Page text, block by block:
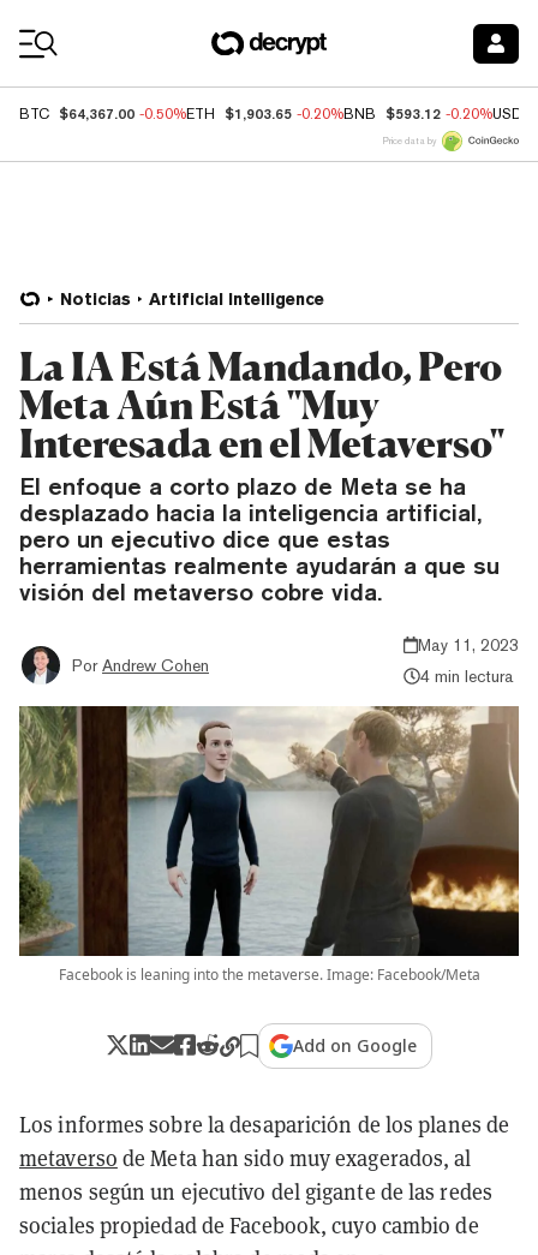
BTC $64,367.00 -0.50%ETH $1,903.65 -0.20%BNB $593.12 -0.20%USDC
Price data by
Noticias Artificial Intelligence
La IA Está Mandando, Pero
Meta Aún Está "Muy
Interesada en el Metaverso"
El enfoque a corto plazo de Meta se ha
desplazado hacia la inteligencia artificial,
pero un ejecutivo dice que estas
herramientas realmente ayudarán a que su
visión del metaverso cobre vida.
Por Andrew Cohen
May 11, 2023
4 min lectura
Facebook is leaning into the metaverse. Image: Facebook/Meta
Add on Google
Los informes sobre la desaparición de los planes de
metaverso de Meta han sido muy exagerados, al
menos según un ejecutivo del gigante de las redes
sociales propiedad de Facebook, cuyo cambio de